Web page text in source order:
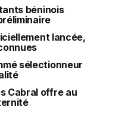
béninois
lancée,
sélectionneur
Cabral offre au